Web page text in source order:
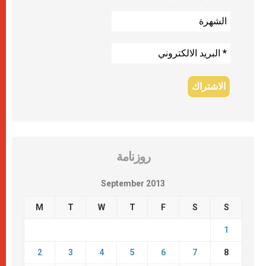
روزنامة
September 2013
M T W T F S S
1
2 3 4 5 6 7 8